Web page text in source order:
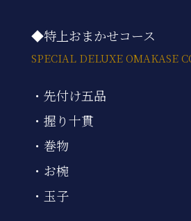
◆特上おまかせコース
SPECIAL DELUXE OMAKASE
・先付け五品
・握り十貫
・巻物
・お椀
・玉子